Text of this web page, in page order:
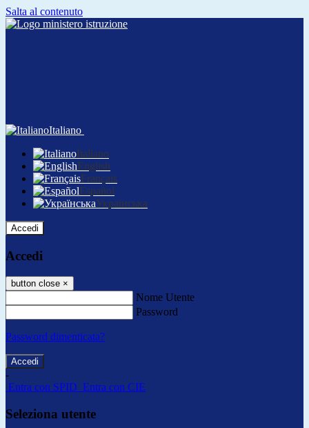
Salta al contenuto
Italiano
Italiano
English
Français
Español
Українська
Accedi
Accedi
button close ×
Nome Utente
Password
Password dimenticata?
-
Entra con SPID Entra con CIE
Seleziona utente